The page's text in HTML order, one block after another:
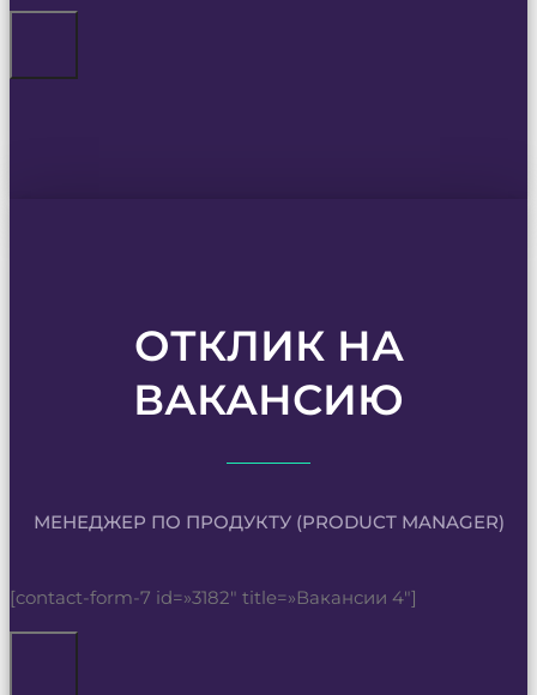
ОТКЛИК НА
ВАКАНСИЮ
МЕНЕДЖЕР ПО ПРОДУКТУ (PRODUCT MANAGER)
[contact-form-7 id=»3182″ title=»Вакансии 4″]